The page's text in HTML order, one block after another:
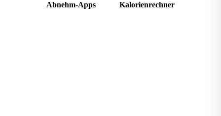
Abnehm-Apps Kalorienrechner